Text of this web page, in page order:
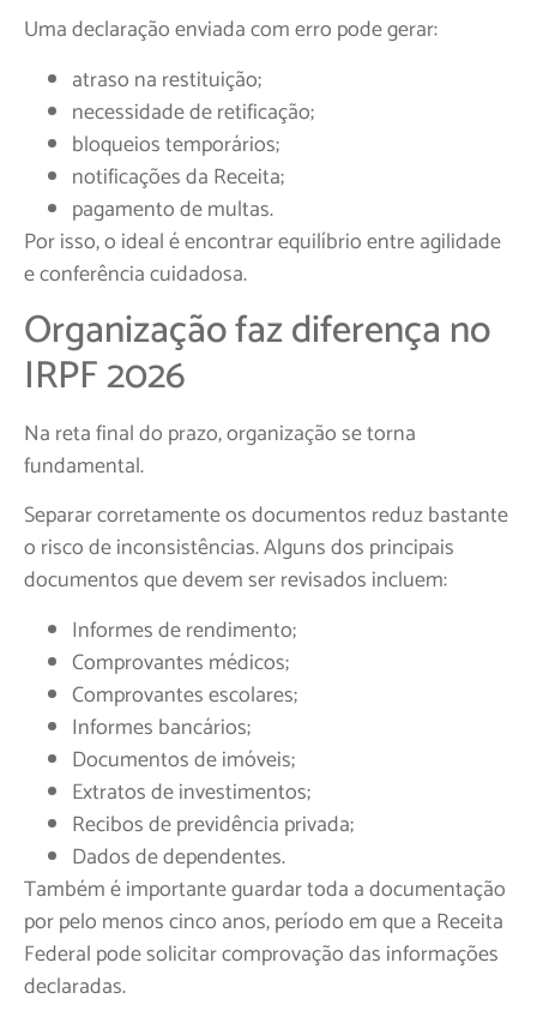
Uma declaração enviada com erro pode gerar:
atraso na restituição;
necessidade de retificação;
bloqueios temporários;
notificações da Receita;
pagamento de multas.
Por isso, o ideal é encontrar equilíbrio entre agilidade
e conferência cuidadosa.
Organização faz diferença no
IRPF 2026
Na reta final do prazo, organização se torna
fundamental.
Separar corretamente os documentos reduz bastante
o risco de inconsistências. Alguns dos principais
documentos que devem ser revisados incluem:
Informes de rendimento;
Comprovantes médicos;
Comprovantes escolares;
Informes bancários;
Documentos de imóveis;
Extratos de investimentos;
Recibos de previdência privada;
Dados de dependentes.
Também é importante guardar toda a documentação
por pelo menos cinco anos, período em que a Receita
Federal pode solicitar comprovação das informações
declaradas.